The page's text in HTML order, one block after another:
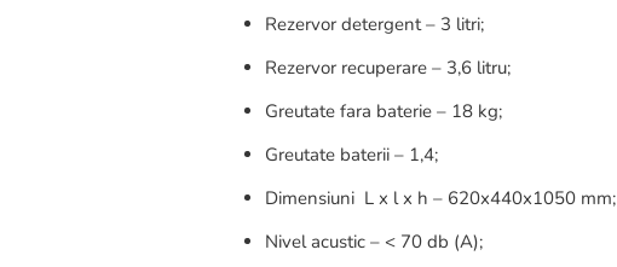
Rezervor detergent – 3 litri;
Rezervor recuperare – 3,6 litru;
Greutate fara baterie – 18 kg;
Greutate baterii – 1,4;
Dimensiuni L x l x h – 620x440x1050 mm;
Nivel acustic – < 70 db (A);